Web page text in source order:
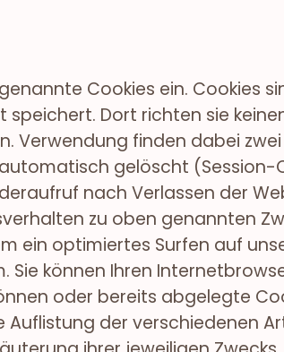
Cookies ein. Cookies
Dort richten sie
Verwendung finden dabei
gelöscht
nach Verlassen der
zu oben genannten
ein optimiertes Surfen auf
können Ihren
oder bereits abgelegte
Auflistung der verschiedenen